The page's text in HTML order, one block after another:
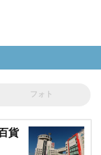
フォト
貨